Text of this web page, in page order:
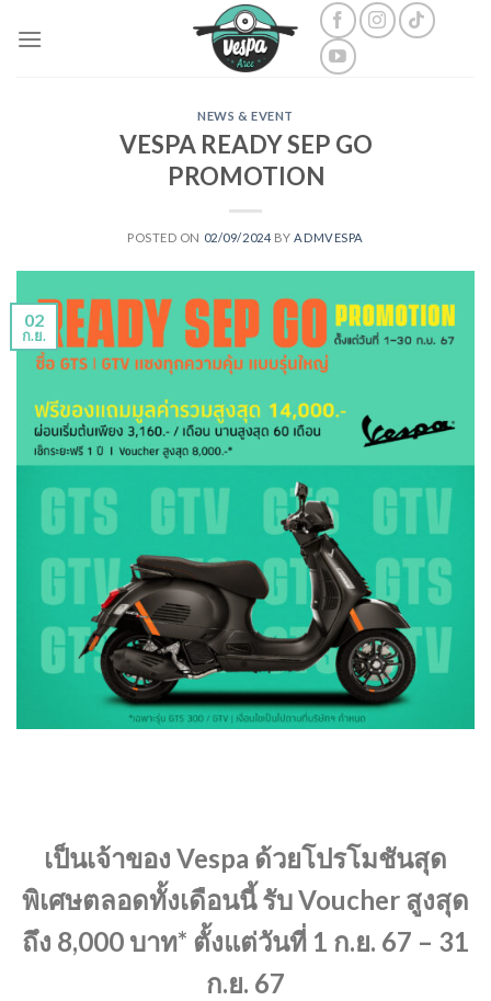
NEWS & EVENT
VESPA READY SEP GO
PROMOTION
POSTED ON 02/09/2024 BY ADMVESPA
02
ก.ย.
เป็นเจ้าของ Vespa ด้วยโปรโมชันสุด
พิเศษตลอดทั้งเดือนนี้ รับ Voucher สูงสุด
ถึง 8,000 บาท* ตั้งแต่วันที่ 1 ก.ย. 67 – 31
ก.ย. 67